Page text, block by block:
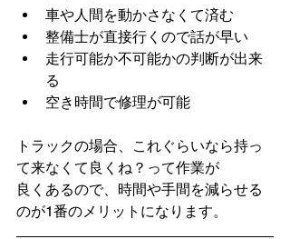
車や人間を動かさなくて済む
整備士が直接行くので話が早い
走行可能か不可能かの判断が出来
る
空き時間で修理が可能
トラックの場合、これぐらいなら持っ
て来なくて良くね？って作業が
良くあるので、時間や手間を減らせる
のが1番のメリットになります。